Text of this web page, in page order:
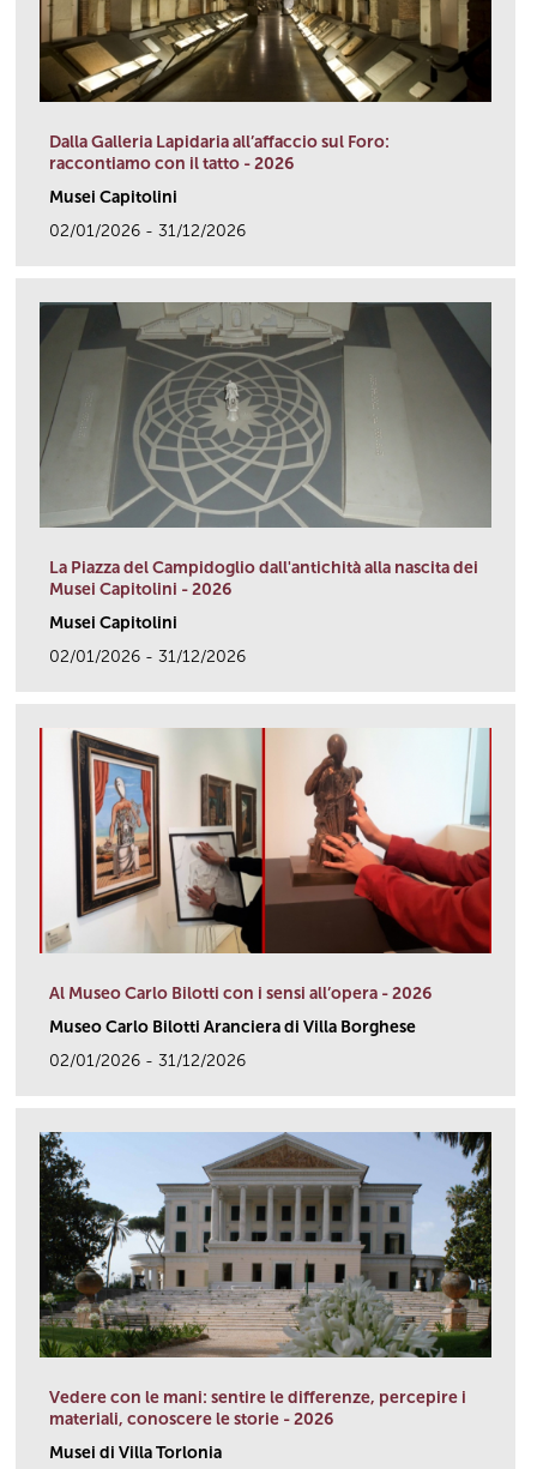
Dalla Galleria Lapidaria all’affaccio sul Foro:
raccontiamo con il tatto - 2026
Musei Capitolini
02/01/2026 - 31/12/2026
La Piazza del Campidoglio dall'antichità alla nascita dei
Musei Capitolini - 2026
Musei Capitolini
02/01/2026 - 31/12/2026
Al Museo Carlo Bilotti con i sensi all’opera - 2026
Museo Carlo Bilotti Aranciera di Villa Borghese
02/01/2026 - 31/12/2026
Vedere con le mani: sentire le differenze, percepire i
materiali, conoscere le storie - 2026
Musei di Villa Torlonia